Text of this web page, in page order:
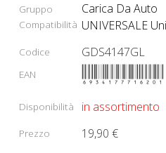
Gruppo Carica Da Auto
Compatibilità UNIVERSALE
Codice GDS4147GL
EAN 6934177716201
Disponibilità in assortimento
Prezzo 19,90 €